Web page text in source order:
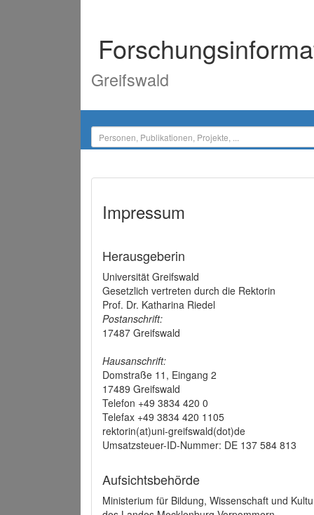
Greifswald
Impressum
Herausgeberin
Universität Greifswald
Gesetzlich vertreten durch die Rektorin
Prof. Dr. Katharina Riedel
Postanschrift:
17487 Greifswald
Hausanschrift:
Domstraße 11, Eingang 2
17489 Greifswald
Telefon +49 3834 420 0
Telefax +49 3834 420 1105
rektorin(at)uni-greifswald(dot)de
Umsatzsteuer-ID-Nummer: DE 137 584 813
Aufsichtsbehörde
Ministerium für Bildung, Wissenschaft und